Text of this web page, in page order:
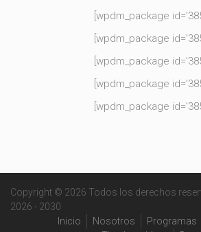
[wpdm_package
[wpdm_package
[wpdm_package
[wpdm_package
[wpdm_package
Copyright © 2026 Todos los derechos
2026 - 2030
Inicio
Nosotros Programas